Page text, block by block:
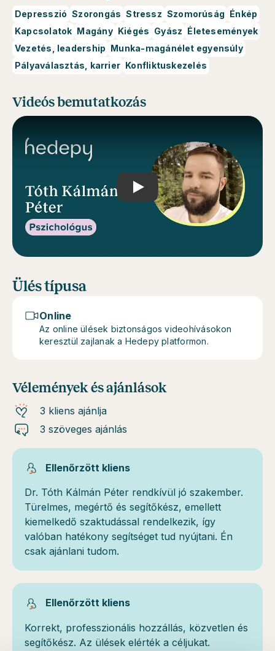
Depresszió Szorongás Stressz Szomorúság Énkép
Kapcsolatok Magány Kiégés Gyász Életesemények
Vezetés, leadership Munka-magánélet egyensúly
Pályaválasztás, karrier Konfliktuskezelés
Videós bemutatkozás
Play
Ülés típusa
Online
Az online ülések biztonságos videohívásokon
keresztül zajlanak a Hedepy platformon.
Vélemények és ajánlások
3 kliens ajánlja
3 szöveges ajánlás
Ellenőrzött kliens
Dr. Tóth Kálmán Péter rendkívül jó szakember.
Türelmes, megértő és segítőkész, emellett
kiemelkedő szaktudással rendelkezik, így
valóban hatékony segítséget tud nyújtani. Én
csak ajánlani tudom.
Ellenőrzött kliens
Korrekt, professzionális hozzállás, közvetlen és
segítőkész. Az ülések elérték a céljukat.